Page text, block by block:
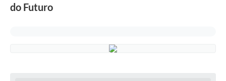
Leis Municipais
do Futuro